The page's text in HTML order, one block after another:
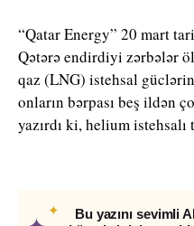
“Qatar Energy” 20 mart
Qətərə endirdiyi zərbələr
qaz (LNG) istehsal
onların bərpası beş ildən
yazırdı ki, helium
✦
Bu yazını sevimli